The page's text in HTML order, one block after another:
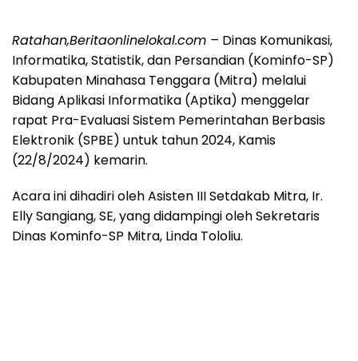
Ratahan,Beritaonlinelokal.com – Dinas Komunikasi,
Informatika, Statistik, dan Persandian (Kominfo-SP)
Kabupaten Minahasa Tenggara (Mitra) melalui
Bidang Aplikasi Informatika (Aptika) menggelar
rapat Pra-Evaluasi Sistem Pemerintahan Berbasis
Elektronik (SPBE) untuk tahun 2024, Kamis
(22/8/2024) kemarin.
Acara ini dihadiri oleh Asisten III Setdakab Mitra, Ir.
Elly Sangiang, SE, yang didampingi oleh Sekretaris
Dinas Kominfo-SP Mitra, Linda Tololiu.